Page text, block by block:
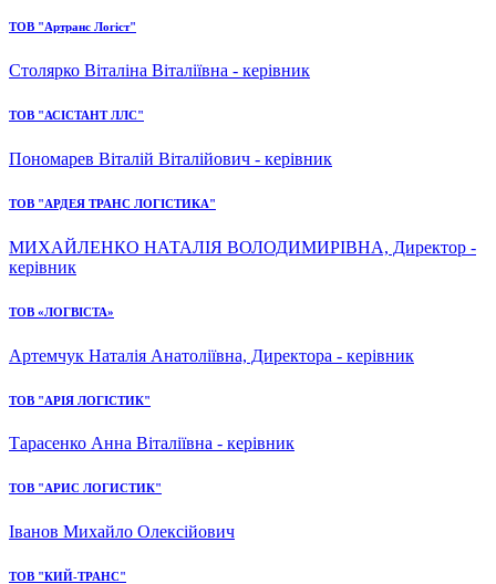
ТОВ "Артранс Логіст"
Столярко Віталіна Віталіївна - керівник
ТОВ "АСІСТАНТ ЛЛС"
Пономарев Віталій Віталійович - керівник
ТОВ "АРДЕЯ ТРАНС ЛОГІСТИКА"
МИХАЙЛЕНКО НАТАЛІЯ ВОЛОДИМИРІВНА, Директор -
керівник
ТОВ «ЛОГВІСТА»
Артемчук Наталія Анатоліївна, Директора - керівник
ТОВ "АРІЯ ЛОГІСТИК"
Тарасенко Анна Віталіївна - керівник
ТОВ "АРИС ЛОГИСТИК"
Іванов Михайло Олексійович
ТОВ "КИЙ-ТРАНС"